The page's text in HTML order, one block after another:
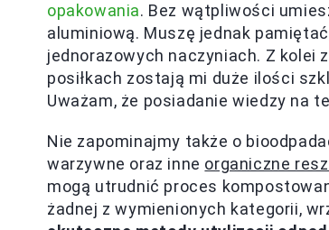
opakowania. Bez wątpliwości
aluminiową. Muszę jednak
jednorazowych naczyniach. Z kolei
posiłkach zostają mi duże ilości
Uważam, że posiadanie wiedzy na
Nie zapominajmy także o
warzywne oraz inne organiczne
mogą utrudnić proces
żadnej z wymienionych kategorii,